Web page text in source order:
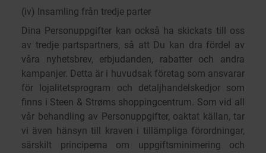
(iv) Insamling från tredje parter
Dina Personuppgifter kan också ha skickats till oss
av tredje partspartners, så att Du kan dra fördel av
våra nyhetsbrev, erbjudanden, rabatter och andra
kampanjer. Detta är i huvudsak företag som ansvarar
för lojalitetsprogram och detaljhandelskedjor som
finns i Steen & Strøms shoppingcentrum. Som vid all
vår behandling av Personuppgifter, oaktat källan, tar
vi även hänsyn till kraven i tillämpliga förordningar,
särskilt principerna om uppgiftsminimering och